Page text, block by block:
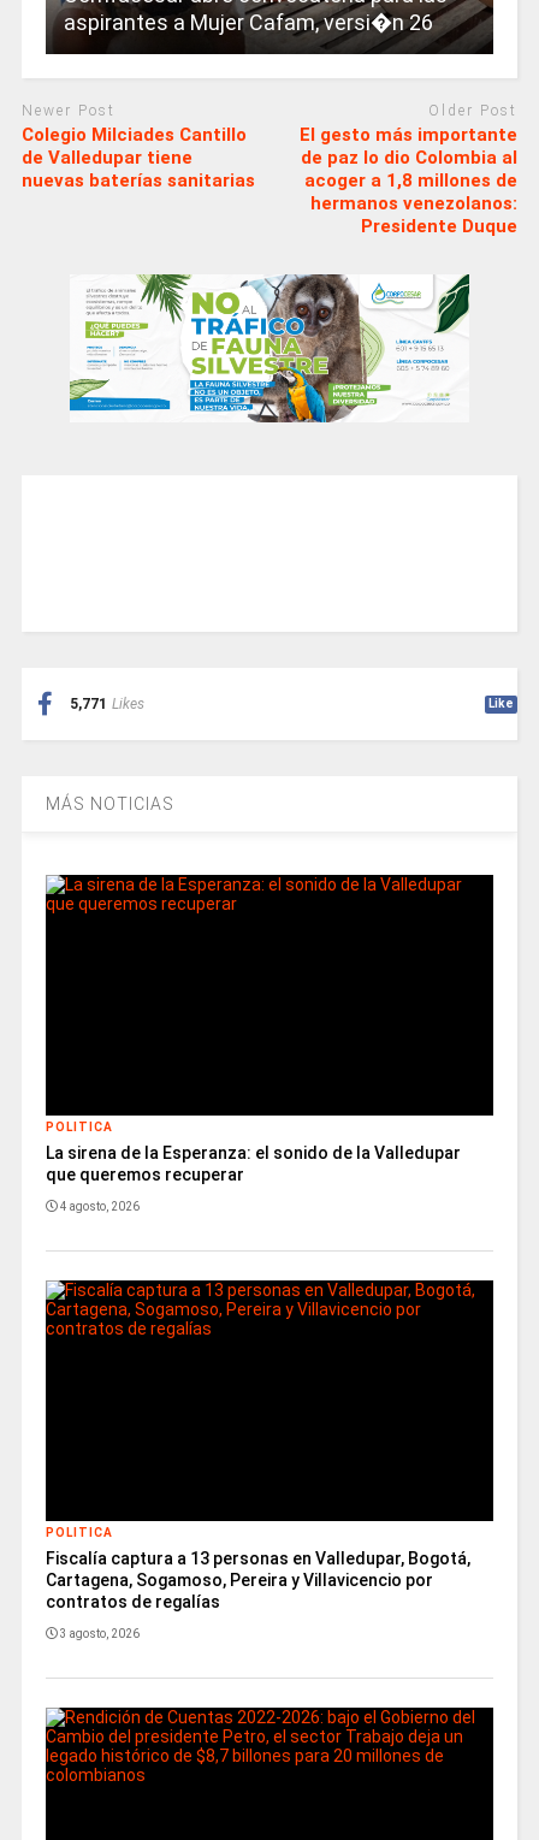
aspirantes a Mujer Cafam, versi�n 26
Newer Post
Colegio Milciades Cantillo
de Valledupar tiene
nuevas baterías sanitarias
Older Post
El gesto más importante
de paz lo dio Colombia al
acoger a 1,8 millones de
hermanos venezolanos:
Presidente Duque
5,771 Likes Like
MÁS NOTICIAS
POLITICA
La sirena de la Esperanza: el sonido de la Valledupar
que queremos recuperar
4 agosto, 2026
POLITICA
Fiscalía captura a 13 personas en Valledupar, Bogotá,
Cartagena, Sogamoso, Pereira y Villavicencio por
contratos de regalías
3 agosto, 2026